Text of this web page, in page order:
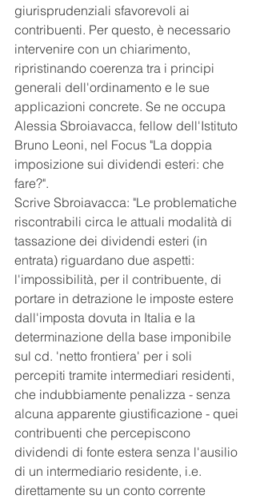
giurisprudenziali sfavorevoli ai
contribuenti. Per questo, è necessario
intervenire con un chiarimento,
ripristinando coerenza tra i principi
generali dell'ordinamento e le sue
applicazioni concrete. Se ne occupa
Alessia Sbroiavacca, fellow dell'Istituto
Bruno Leoni, nel Focus "La doppia
imposizione sui dividendi esteri: che
fare?".
Scrive Sbroiavacca: "Le problematiche
riscontrabili circa le attuali modalità di
tassazione dei dividendi esteri (in
entrata) riguardano due aspetti:
l'impossibilità, per il contribuente, di
portare in detrazione le imposte estere
dall'imposta dovuta in Italia e la
determinazione della base imponibile
sul cd. 'netto frontiera' per i soli
percepiti tramite intermediari residenti,
che indubbiamente penalizza - senza
alcuna apparente giustificazione - quei
contribuenti che percepiscono
dividendi di fonte estera senza l'ausilio
di un intermediario residente, i.e.
direttamente su un conto corrente